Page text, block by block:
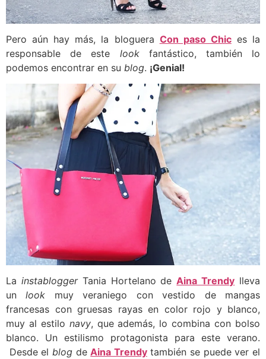
Pero aún hay más, la bloguera Con paso Chices la
responsable de este lookfantástico, también lo
podemos encontrar en su blog. ¡Genial!
La instabloggerTania Hortelano deAina Trendy lleva
un look muy veraniego con vestido de mangas
francesas con gruesas rayas en color rojo y blanco,
muy al estilo navy, que además, lo combina con bolso
blanco. Un estilismo protagonista para este verano.
Desde el blogdeAina Trendytambién se puede ver el